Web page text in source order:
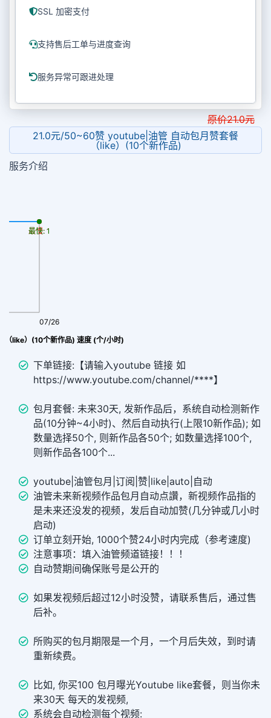
SSL 加密支付
支持售后工单与进度查询
服务异常可跟进处理
原价21.0元
21.0元/50~60赞 youtube|油管 自动包月赞套餐
（like）(10个新作品)
服务介绍
（like）(10个新作品) 速度 (个/小时)
07/26
最慢: 1
最快: 1
下单链接:【请输入youtube 链接 如
https://www.youtube.com/channel/****】
包月套餐: 未来30天, 发新作品后，系统自动检测新作
品(10分钟~4小时)、然后自动执行(上限10新作品); 如
数量选择50个, 则新作品各50个; 如数量选择100个,
则新作品各100个...
youtube|油管包月|订阅|赞|like|auto|自动
油管未来新视频作品包月自动点讚，新视频作品指的
是未来还没发的视频，发后自动加赞(几分钟或几小时
启动)
订单立刻开始, 1000个赞24小时内完成（参考速度)
注意事项：填入油管频道链接！！！
自动赞期间确保账号是公开的
如果发视频后超过12小时没赞，请联系售后，通过售
后补。
所购买的包月期限是一个月，一个月后失效，到时请
重新续费。
比如, 你买100 包月曝光Youtube like套餐，则当你未
来30天 每天的发视频,
系统会自动检测每个视频: